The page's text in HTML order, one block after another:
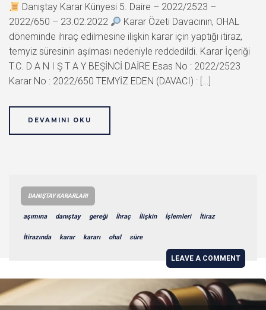
Danıştay Karar Künyesi 5. Daire – 2022/2523 –
2022/650 – 23.02.2022
Karar Özeti Davacının, OHAL
döneminde ihraç edilmesine ilişkin karar için yaptığı itiraz,
temyiz süresinin aşılması nedeniyle reddedildi. Karar İçeriği
T.C. D A N I Ş T A Y BEŞİNCİ DAİRE Esas No : 2022/2523
Karar No : 2022/650 TEMYİZ EDEN (DAVACI) : […]
DEVAMINI OKU
DANIŞTAY KARARLARI
aşımına danıştay gereği İhraç İlişkin İşlemleri İtiraz
İtirazında karar kararı ohal süre
LEAVE A COMMENT